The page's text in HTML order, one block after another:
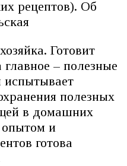
рецептов). Об
Готовит
– полезные
полезных
в домашних
и
готова